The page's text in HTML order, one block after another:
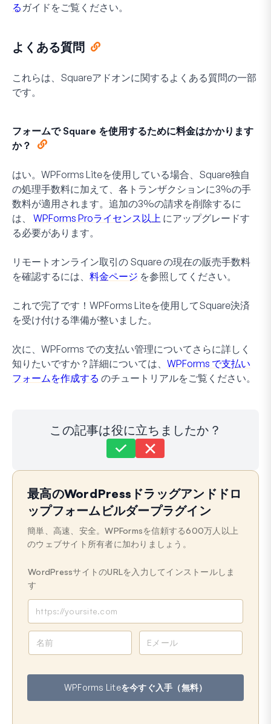
る ガイドをご覧ください。
よくある質問
これらは、Squareアドオンに関するよくある質問の一部
です。
フォームで Square を使用するために料金はかかります
か？
はい。WPForms Liteを使用している場合、Square独自
の処理手数料に加えて、各トランザクションに3%の手
数料が適用されます。追加の3%の請求を削除するに
は、 WPForms Proライセンス以上 にアップグレードす
る必要があります。
リモートオンライン取引の Square の現在の販売手数料
を確認するには、 料金ページ を参照してください。
これで完了です！WPForms Liteを使用してSquare決済
を受け付ける準備が整いました。
次に、WPForms での支払い管理についてさらに詳しく
知りたいですか？詳細については、 WPForms で支払い
フォームを作成する のチュートリアルをご覧ください。
この記事は役に立ちましたか？
まだ解決しませんか？
どうすればお手伝いできますか？
最終更新日: 2025年4月30日
最高のWordPressドラッグアンドドロ
ップフォームビルダープラグイン
簡単、高速、安全。WPFormsを信頼する600万人以上
のウェブサイト所有者に加わりましょう。
WordPressサイトのURLを入力してインストールしま
す
ア
ド
レ
WPForms Liteを今すぐ入手（無料）